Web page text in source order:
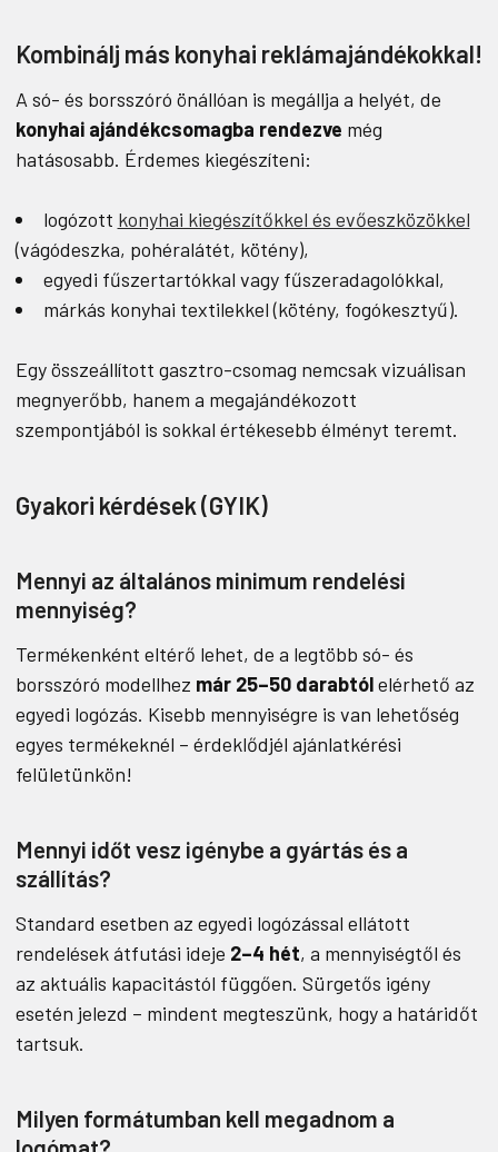
Kombinálj más konyhai reklámajándékokkal!
A só- és borsszóró önállóan is megállja a helyét, de
konyhai ajándékcsomagba rendezve még
hatásosabb. Érdemes kiegészíteni:
logózott konyhai kiegészítőkkel és evőeszközökkel
(vágódeszka, pohéralátét, kötény),
egyedi fűszertartókkal vagy fűszeradagolókkal,
márkás konyhai textilekkel (kötény, fogókesztyű).
Egy összeállított gasztro-csomag nemcsak vizuálisan
megnyerőbb, hanem a megajándékozott
szempontjából is sokkal értékesebb élményt teremt.
Gyakori kérdések (GYIK)
Mennyi az általános minimum rendelési
mennyiség?
Termékenként eltérő lehet, de a legtöbb só- és
borsszóró modellhez már 25–50 darabtólelérhető az
egyedi logózás. Kisebb mennyiségre is van lehetőség
egyes termékeknél – érdeklődjél ajánlatkérési
felületünkön!
Mennyi időt vesz igénybe a gyártás és a
szállítás?
Standard esetben az egyedi logózással ellátott
rendelések átfutási ideje 2–4 hét, a mennyiségtől és
az aktuális kapacitástól függően. Sürgetős igény
esetén jelezd – mindent megteszünk, hogy a határidőt
tartsuk.
Milyen formátumban kell megadnom a